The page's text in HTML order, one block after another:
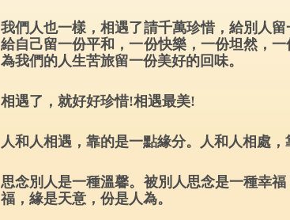
我們人也一樣，相遇了請千萬珍惜，給別人
給自己留一份平和，一份快樂，一份坦然，
為我們的人生苦旅留一份美好的回味。
相遇了，就好好珍惜!相遇最美!
人和人相遇，靠的是一點緣分。人和人相處，
思念別人是一種溫馨。被別人思念是一種幸
福，緣是天意，份是人為。